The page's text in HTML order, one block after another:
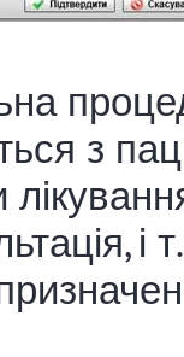
з